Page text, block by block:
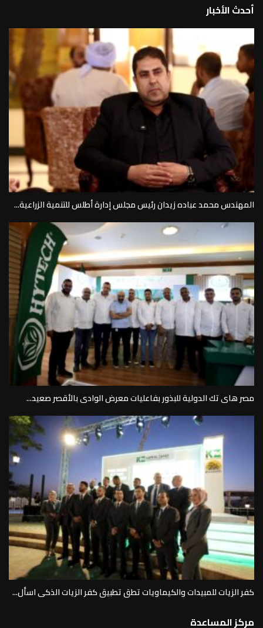
أحدث الأخبار
المهندس محمد عباده زيدان رئيس مجلس إدارة أطلس للتنمية الزراعية...
مصر هاى تك الدولية للبذور بفاعليات معرض الوادى بالأقصر صعيد...
كفر الزيات للمبيدات والكيماويات تطق تطبيق كفر الزيات الذكى اسأل...
مركز المساعدة